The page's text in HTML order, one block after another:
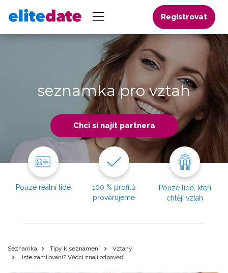
Registrovat
seznamka pro vztah
Chci si najít partnera
Pouze reální lidé
100 % profilů
prověřujeme
Pouze lidé, kteří
chtějí vztah
Seznamka Tipy k seznámení
Vztahy
Jste zamilovaní? Vědci znají odpověď